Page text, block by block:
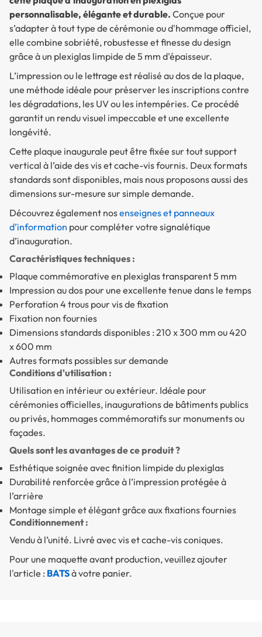
personnalisable, élégante et durable. Conçue pour
s’adapter à tout type de cérémonie ou d'hommage officiel,
elle combine sobriété, robustesse et finesse du design
grâce à un plexiglas limpide de 5 mm d'épaisseur.
L’impression ou le lettrage est réalisé au dos de la plaque,
une méthode idéale pour préserver les inscriptions contre
les dégradations, les UV ou les intempéries. Ce procédé
garantit un rendu visuel impeccable et une excellente
longévité.
Cette plaque inaugurale peut être fixée sur tout support
vertical à l’aide des vis et cache-vis fournis. Deux formats
standards sont disponibles, mais nous proposons aussi des
dimensions sur-mesure sur simple demande.
Découvrez également nosenseignes et panneaux
d’information pour compléter votre signalétique
d’inauguration.
Caractéristiques techniques :
Plaque commémorative en plexiglas transparent 5 mm
Impression au dos pour une excellente tenue dans le temps
Perforation 4 trous pour vis de fixation
Fixation non fournies
Dimensions standards disponibles : 210 x 300 mm ou 420
x 600 mm
Autres formats possibles sur demande
Conditions d'utilisation :
Utilisation en intérieur ou extérieur. Idéale pour
cérémonies officielles, inaugurations de bâtiments publics
ou privés, hommages commémoratifs sur monuments ou
façades.
Quels sont les avantages de ce produit ?
Esthétique soignée avec finition limpide du plexiglas
Durabilité renforcée grâce à l’impression protégée à
l’arrière
Montage simple et élégant grâce aux fixations fournies
Conditionnement :
Vendu à l’unité. Livré avec vis et cache-vis coniques.
Pour une maquette avant production, veuillez ajouter
l'article : BATSà votre panier.